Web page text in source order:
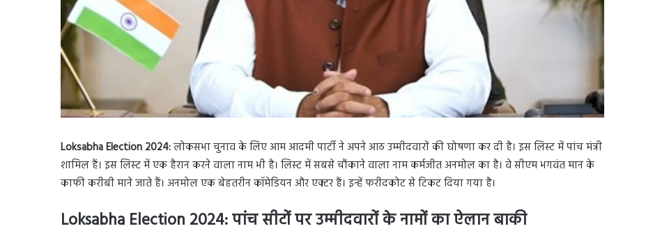
Loksabha Election 2024:लोकसभा चुनाव के लिए आम आदमी पार्टी ने अपने आठ उम्मीदवारों की घोषणा कर दी है। इस लिस्ट में पांच मंत्री
शामिल हैं। इस लिस्ट में एक हैरान करने वाला नाम भी है। लिस्ट में सबसे चौंकाने वाला नाम कर्मजीत अनमोल का है। वे सीएम भगवंत मान के
काफी करीबी माने जाते हैं। अनमोल एक बेहतरीन कॉमेडियन और एक्टर हैं। इन्हें फरीदकोट से टिकट दिया गया है।
Loksabha Election 2024:पांच सीटों पर उम्मीदवारों के नामों का ऐलान बाकी